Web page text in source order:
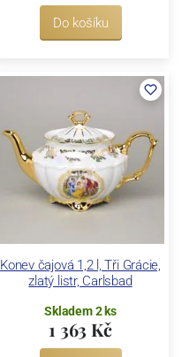
Do košíku
Konev čajová 1,2 l, Tři Grácie,
zlatý listr, Carlsbad
Skladem 2 ks
1 363 Kč